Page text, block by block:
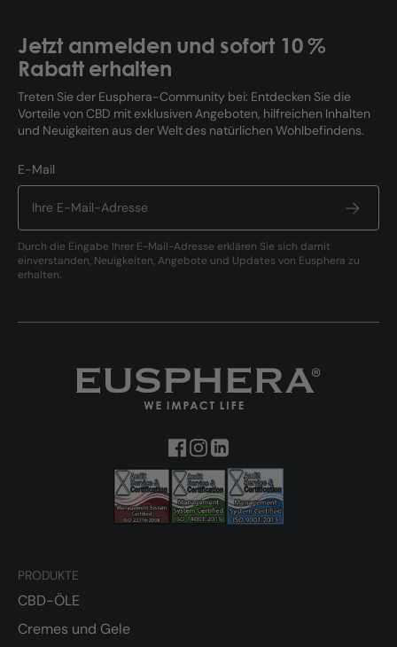
Jetzt anmelden und sofort 10 %
Rabatt erhalten
Treten Sie der Eusphera-Community bei: Entdecken Sie die
Vorteile von CBD mit exklusiven Angeboten, hilfreichen Inhalten
und Neuigkeiten aus der Welt des natürlichen Wohlbefindens.
E-Mail
Durch die Eingabe Ihrer E-Mail-Adresse erklären Sie sich damit
einverstanden, Neuigkeiten, Angebote und Updates von Eusphera zu
erhalten.
PRODUKTE
CBD-ÖLE
Cremes und Gele